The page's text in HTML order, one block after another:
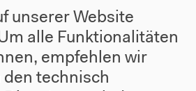
unserer Website
alle Funktionalitäten
empfehlen wir
den technisch